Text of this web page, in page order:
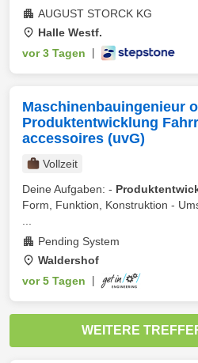
AUGUST STORCK KG
Halle Westf.
vor 3 Tagen
Maschinenbauingenieur
Produktentwicklung
accessoires (uvG)
Vollzeit
Deine Aufgaben: -
Form, Funktion, Konstruktion -
Pending System
Waldershof
vor 5 Tagen
WEITERE